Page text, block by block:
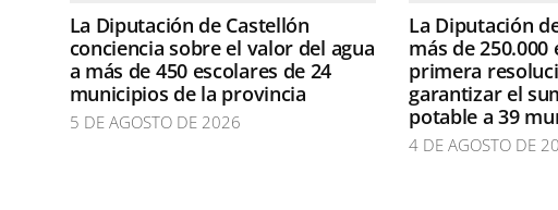
La Diputación de Castellón
conciencia sobre el valor del agua
a más de 450 escolares de 24
municipios de la provincia
5 DE AGOSTO DE 2026
La Diputación
más de 250.000
primera
garantizar el
potable a 39
4 DE AGOSTO DE